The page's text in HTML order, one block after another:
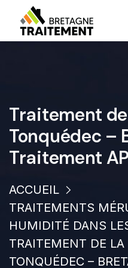
Traitement
Tonquédec –
Traitement
ACCUEIL
TRAITEMENTS
HUMIDITÉ DANS
TRAITEMENT DE LA
TONQUÉDEC –